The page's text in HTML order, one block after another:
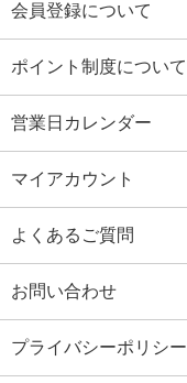
会員登録について
ポイント制度について
営業日カレンダー
マイアカウント
よくあるご質問
お問い合わせ
プライバシーポリシー